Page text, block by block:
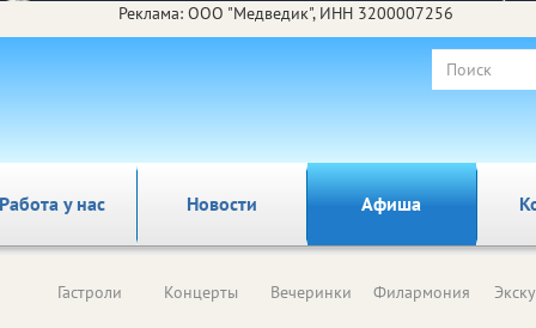
Реклама: ООО "Медведик", ИНН 3200007256
у нас Новости Афиша
Гастроли Концерты Вечеринки Филармония